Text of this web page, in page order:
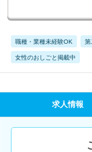
職種・業種未経験OK 第
女性のおしごと掲載中
求人情報